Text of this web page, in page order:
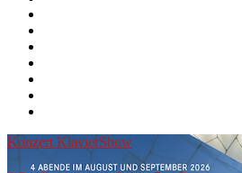
Konzert KlavierShow